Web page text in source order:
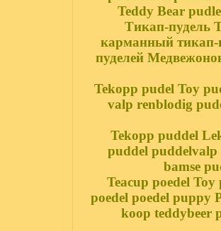
Teddy Bear
Тикап-пудель
карманный тикап-
пуделей
Tekopp pudel Toy
valp renblodig
Tekopp puddel
puddel puddelvalp
bamse
Teacup poedel
poedel poedel puppy
koop teddybeer